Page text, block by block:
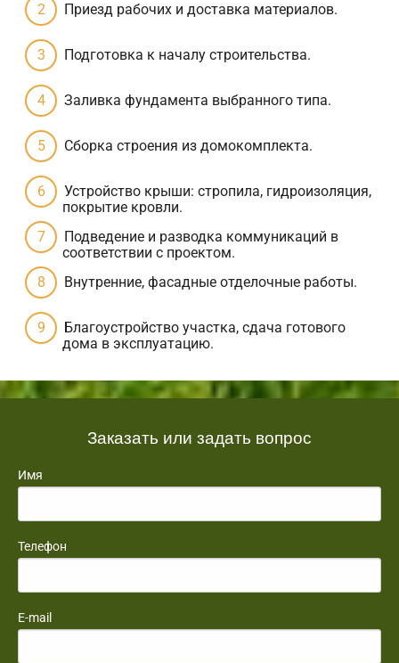
Приезд рабочих и доставка материалов.
Подготовка к началу строительства.
Заливка фундамента выбранного типа.
Сборка строения из домокомплекта.
Устройство крыши: стропила, гидроизоляция,
покрытие кровли.
Подведение и разводка коммуникаций в
соответствии с проектом.
Внутренние, фасадные отделочные работы.
Благоустройство участка, сдача готового
дома в эксплуатацию.
Заказать или задать вопрос
Имя
Телефон
E-mail